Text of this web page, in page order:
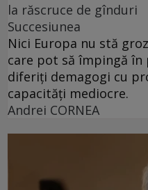
la răscruce de gînduri
Succesiunea
Nici Europa nu stă
care pot să împingă
diferiți demagogi cu
capacități mediocre.
Andrei CORNEA